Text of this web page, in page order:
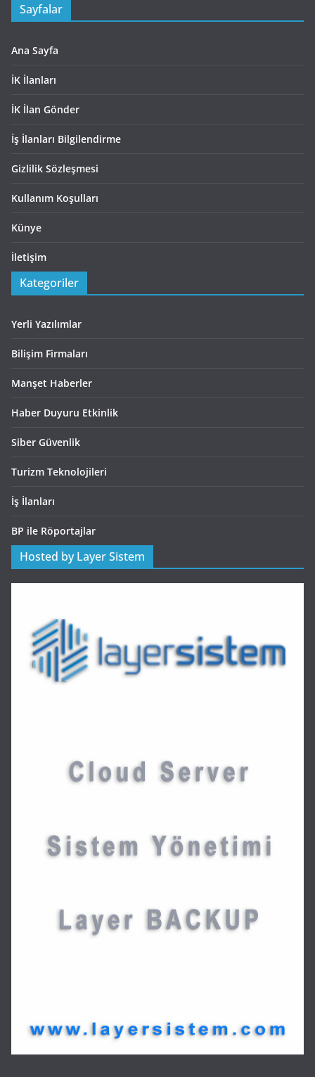
Sayfalar
Ana Sayfa
İK İlanları
İK İlan Gönder
İş İlanları Bilgilendirme
Gizlilik Sözleşmesi
Kullanım Koşulları
Künye
İletişim
Kategoriler
Yerli Yazılımlar
Bilişim Firmaları
Manşet Haberler
Haber Duyuru Etkinlik
Siber Güvenlik
Turizm Teknolojileri
İş İlanları
BP ile Röportajlar
Hosted by Layer Sistem